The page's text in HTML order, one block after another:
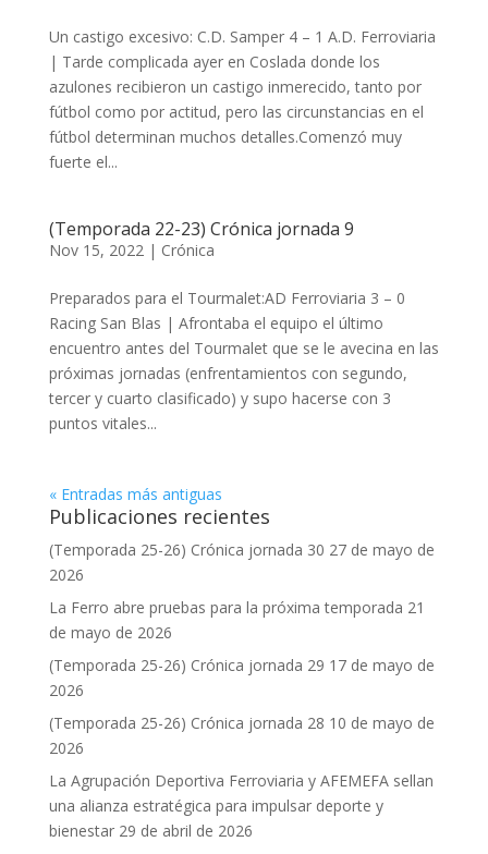
Un castigo excesivo: C.D. Samper 4 – 1 A.D. Ferroviaria
|​ Tarde complicada ayer en Coslada donde los
azulones recibieron un castigo inmerecido, tanto por
fútbol como por actitud, pero las circunstancias en el
fútbol determinan muchos detalles.Comenzó muy
fuerte el...
(Temporada 22-23) Crónica jornada 9
Nov 15, 2022| Crónica
Preparados para el Tourmalet:AD Ferroviaria 3 – 0
Racing San Blas |​ Afrontaba el equipo el último
encuentro antes del Tourmalet que se le avecina en las
próximas jornadas (enfrentamientos con segundo,
tercer y cuarto clasificado) y supo hacerse con 3
puntos vitales...
« Entradas más antiguas
Publicaciones recientes
(Temporada 25-26) Crónica jornada 30 27 de mayo de
2026
La Ferro abre pruebas para la próxima temporada 21
de mayo de 2026
(Temporada 25-26) Crónica jornada 29 17 de mayo de
2026
(Temporada 25-26) Crónica jornada 28 10 de mayo de
2026
La Agrupación Deportiva Ferroviaria y AFEMEFA sellan
una alianza estratégica para impulsar deporte y
bienestar 29 de abril de 2026